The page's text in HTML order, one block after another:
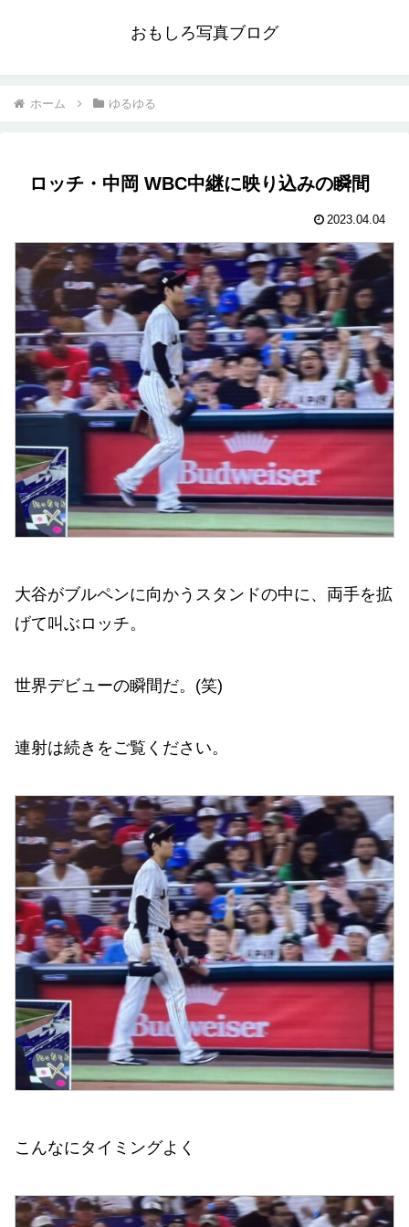
おもしろ写真ブログ
ホーム ゆるゆる
ロッチ・中岡 WBC中継に映り込みの瞬間
2023.04.04
大谷がブルペンに向かうスタンドの中に、両手を拡
げて叫ぶロッチ。
世界デビューの瞬間だ。(笑)
連射は続きをご覧ください。
こんなにタイミングよく